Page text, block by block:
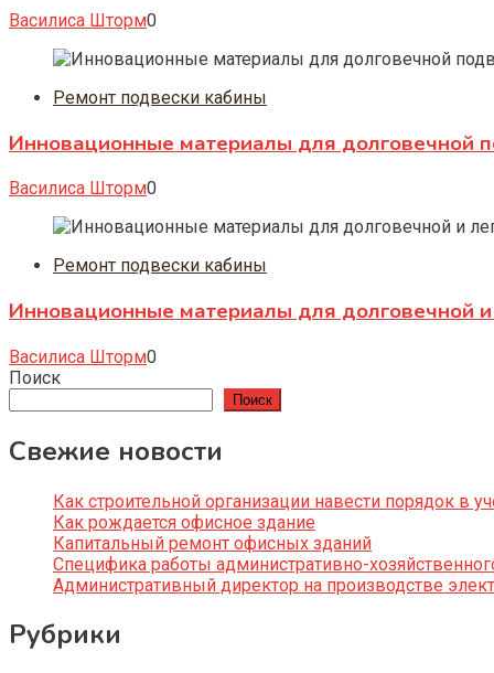
Василиса Шторм0
Ремонт подвески кабины
Инновационные материалы для долговечной
Василиса Шторм0
Ремонт подвески кабины
Инновационные материалы для долговечной
Василиса Шторм0
Поиск
Поиск
Свежие новости
Как строительной организации навести порядок в
Как рождается офисное здание
Капитальный ремонт офисных зданий
Специфика работы административно-
Административный директор на производстве
Рубрики